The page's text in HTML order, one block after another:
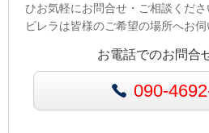
ひお気軽にお問合せ・ご相談くだ
ビレラは皆様のご希望の場所へお伺
お電話でのお問合
090-